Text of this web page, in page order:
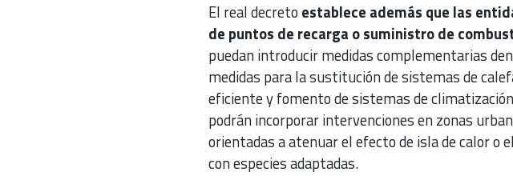
El real decreto establece además que las
de puntos de recarga o suministro de
puedan introducir medidas complementarias
medidas para la sustitución de sistemas de
eficiente y fomento de sistemas de
podrán incorporar intervenciones en zonas
orientadas a atenuar el efecto de isla de calor o
con especies adaptadas.